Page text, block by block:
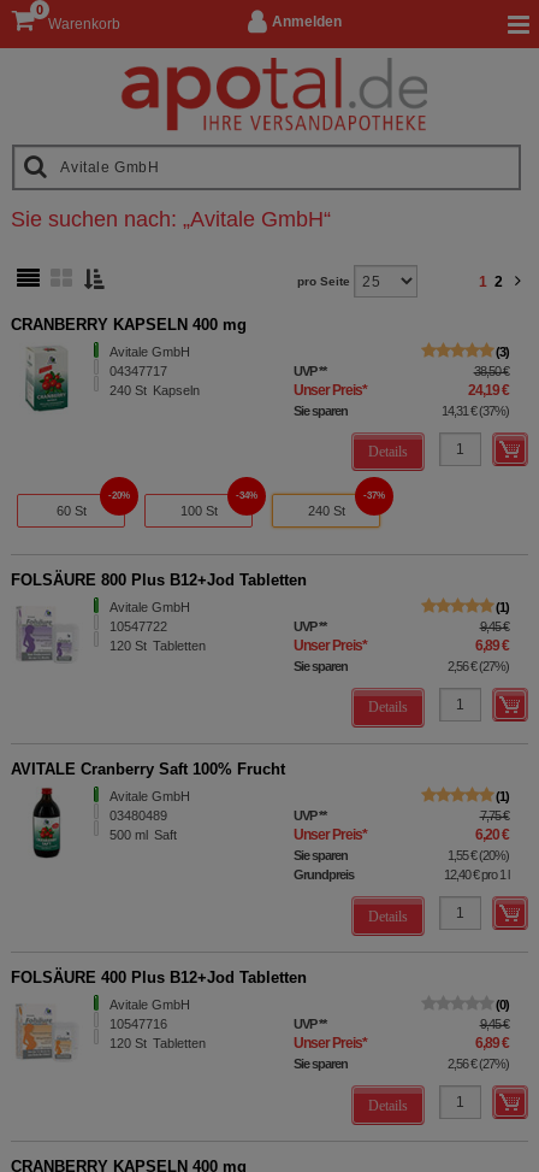
Anmelden
Warenkorb
0
Sie suchen nach: „Avitale GmbH“
pro Seite 1 2
CRANBERRY KAPSELN 400 mg
Avitale GmbH
04347717
240 St Kapseln
3
UVP** 38,50 €
Unser Preis* 24,19 €
Sie sparen 14,31 €(37%)
Details
60 St
20%
100 St
34%
240 St
37%
FOLSÄURE 800 Plus B12+Jod Tabletten
Avitale GmbH
10547722
120 St Tabletten
1
UVP** 9,45 €
Unser Preis* 6,89 €
Sie sparen 2,56 €(27%)
Details
AVITALE Cranberry Saft 100% Frucht
Avitale GmbH
03480489
500 ml Saft
1
UVP** 7,75 €
Unser Preis* 6,20 €
Sie sparen 1,55 €(20%)
Grundpreis
12,40 €pro 1 l
Details
FOLSÄURE 400 Plus B12+Jod Tabletten
Avitale GmbH
10547716
120 St Tabletten
0
UVP** 9,45 €
Unser Preis* 6,89 €
Sie sparen 2,56 €(27%)
Details
CRANBERRY KAPSELN 400 mg